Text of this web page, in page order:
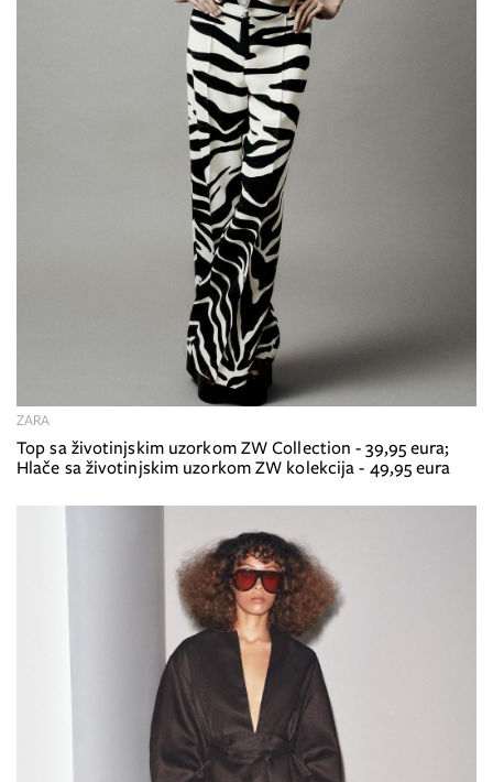
Top sa životinjskim uzorkom ZW Collection - 39,95 eura;
Hlače sa životinjskim uzorkom ZW kolekcija - 49,95 eura
ZARA